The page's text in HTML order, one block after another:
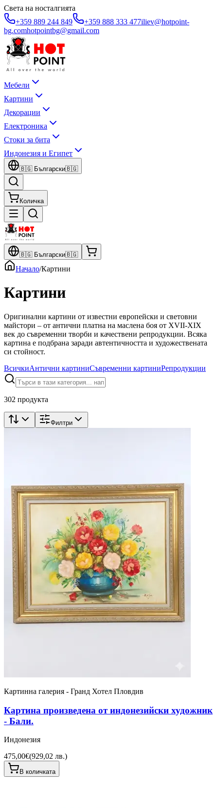
Света на носталгията
+359 889 244 849
+359 888 333 477iliev@hotpoint-
bg.comhotpointbg@gmail.com
Мебели
Картини
Декорации
Електроника
Стоки за бита
Индонезия и Египет
🇧🇬 Български🇧🇬
Количка
🇧🇬 Български🇧🇬
Начало/Картини
Картини
Оригинални картини от известни европейски и световни
майстори – от антични платна на маслена боя от XVII-XIX
век до съвременни творби и качествени репродукции. Всяка
картина е подбрана заради автентичността и художествената
си стойност.
ВсичкиАнтични картиниСъвременни картиниРепродукции
302 продукта
Филтри
Картинна галерия - Гранд Хотел Пловдив
Картина произведена от индонезийски художник
- Бали.
Индонезия
475,00€(929,02 лв.)
В количката